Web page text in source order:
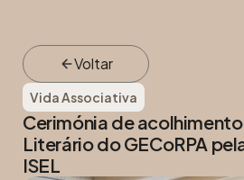
Voltar
Vida Associativa
Cerimónia de
Literário do GECoRPA
ISEL